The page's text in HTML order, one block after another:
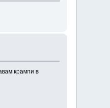
крампи в